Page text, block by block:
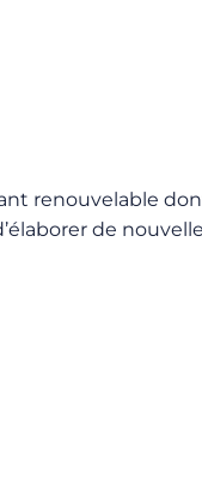
renouvelable
de